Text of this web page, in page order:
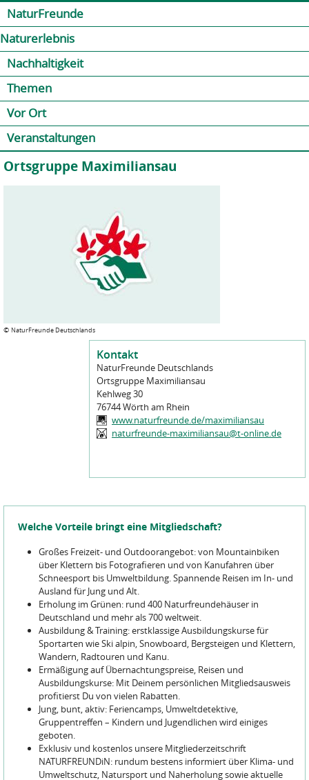
NaturFreunde
Naturerlebnis
Nachhaltigkeit
Themen
Vor Ort
Veranstaltungen
Ortsgruppe Maximiliansau
© NaturFreunde Deutschlands
Kontakt
NaturFreunde Deutschlands
Ortsgruppe Maximiliansau
Kehlweg 30
76744Wörth am Rhein
www.naturfreunde.de/maximiliansau
naturfreunde-maximiliansau@t-online.de
Welche Vorteile bringt eine Mitgliedschaft?
Großes Freizeit- und Outdoorangebot: von Mountainbiken
über Klettern bis Fotografieren und von Kanufahren über
Schneesport bis Umweltbildung. Spannende Reisen im In- und
Ausland für Jung und Alt.
Erholung im Grünen: rund 400 Naturfreundehäuser in
Deutschland und mehr als 700 weltweit.
Ausbildung & Training: erstklassige Ausbildungskurse für
Sportarten wie Ski alpin, Snowboard, Bergsteigen und Klettern,
Wandern, Radtouren und Kanu.
Ermäßigung auf Übernachtungspreise, Reisen und
Ausbildungskurse: Mit Deinem persönlichen Mitgliedsausweis
profitierst Du von vielen Rabatten.
Jung, bunt, aktiv: Feriencamps, Umweltdetektive,
Gruppentreffen – Kindern und Jugendlichen wird einiges
geboten.
Exklusiv und kostenlos unsere Mitgliederzeitschrift
NATURFREUNDiN: rundum bestens informiert über Klima- und
Umweltschutz, Natursport und Naherholung sowie aktuelle